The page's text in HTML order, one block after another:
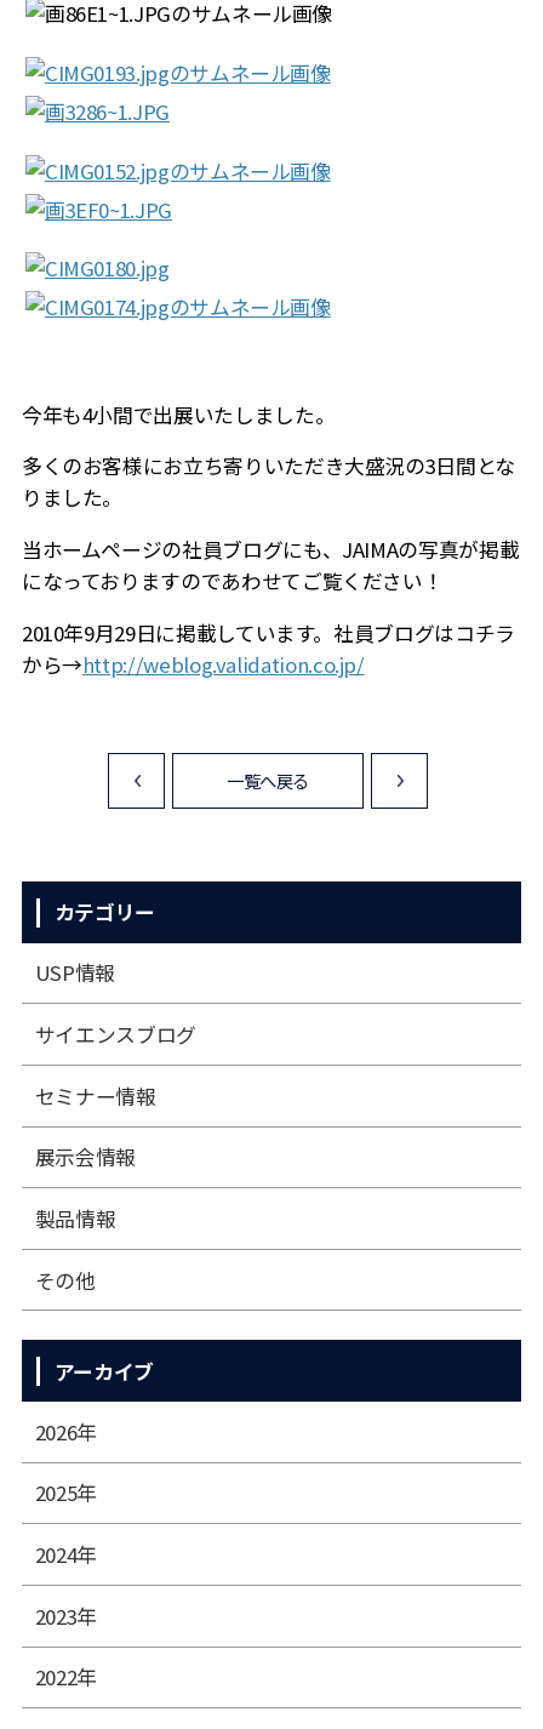
今年も4小間で出展いたしました。
多くのお客様にお立ち寄りいただき大盛況の3日間とな
りました。
当ホームページの社員ブログにも、JAIMAの写真が掲載
になっておりますのであわせてご覧ください！
2010年9月29日に掲載しています。社員ブログはコチラ
から→http://weblog.validation.co.jp/
<
一覧へ戻る
カテゴリー
USP情報
サイエンスブログ
セミナー情報
展⽰会情報
製品情報
その他
アーカイブ
2026年
2025年
2024年
2023年
2022年